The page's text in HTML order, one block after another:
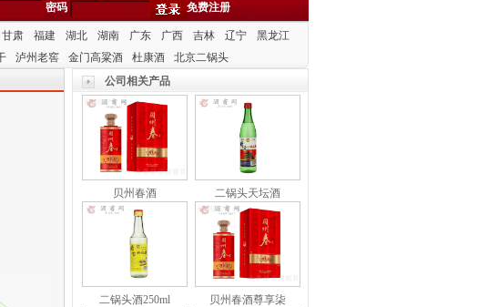
密码 免费注册
甘肃 福建 湖北 湖南 广东 广西 吉林 辽宁
黑龙江
泸州老窖 金门高粱酒 杜康酒
北京二锅头
公司相关产品
贝州春酒 二锅头天坛酒
二锅头酒250ml 贝州春酒尊享柒